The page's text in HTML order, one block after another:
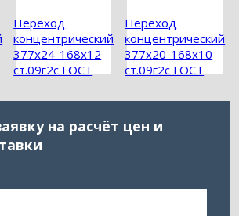
Переход
концентрический
377х24-168х12
ст.09г2с ГОСТ
Переход
концентрический
377х20-168х10
ст.09г2с ГОСТ
на расчёт цен и